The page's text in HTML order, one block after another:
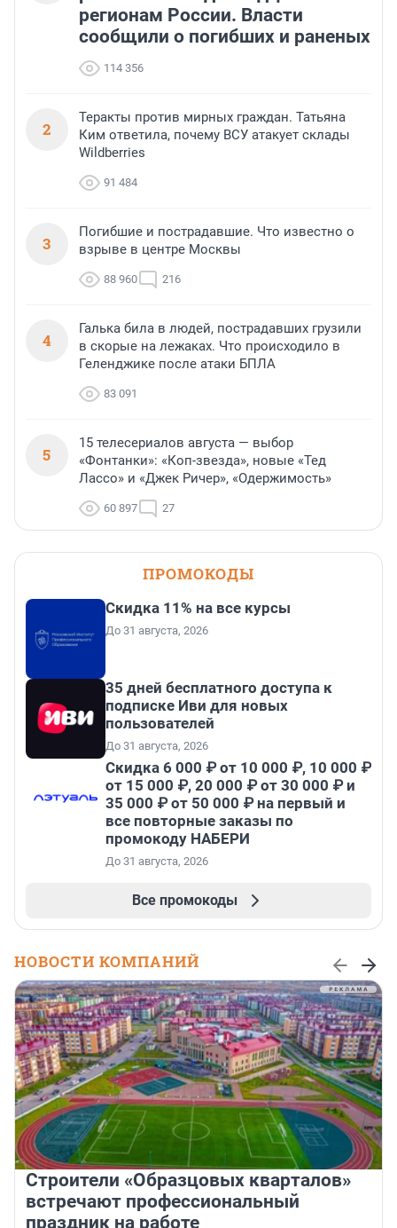
регионам России. Власти
сообщили о погибших и раненых
114 356
2
Теракты против мирных граждан. Татьяна
Ким ответила, почему ВСУ атакует склады
Wildberries
91 484
3
Погибшие и пострадавшие. Что известно о
взрыве в центре Москвы
88 960 216
4
Галька била в людей, пострадавших грузили
в скорые на лежаках. Что происходило в
Геленджике после атаки БПЛА
83 091
5
15 телесериалов августа — выбор
«Фонтанки»: «Коп-звезда», новые «Тед
Лассо» и «Джек Ричер», «Одержимость»
60 897 27
ПРОМОКОДЫ
Скидка 11% на все курсы
До 31 августа, 2026
35 дней бесплатного доступа к
подписке Иви для новых
пользователей
До 31 августа, 2026
Скидка 6 000 ₽ от 10 000 ₽, 10 000 ₽
от 15 000 ₽, 20 000 ₽ от 30 000 ₽ и
35 000 ₽ от 50 000 ₽ на первый и
все повторные заказы по
промокоду НАБЕРИ
До 31 августа, 2026
Все промокоды
НОВОСТИ КОМПАНИЙ
Строители «Образцовых кварталов»
встречают профессиональный
праздник на работе